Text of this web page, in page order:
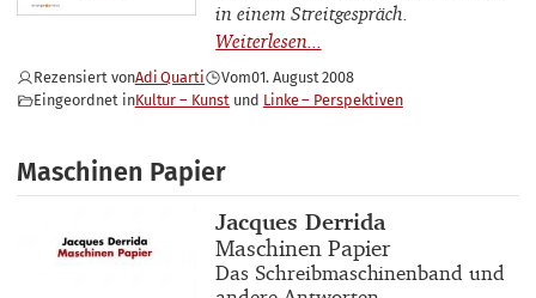
in einem Streitgespräch.
Rezensiert vonAdi Quarti Vom01. August 2008
Eingeordnet inKultur – Kunst Linke – Perspektiven
Maschinen Papier
Buchautor_innen
Jacques Derrida
Buchtitel
Maschinen Papier
Buchuntertitel
Das Schreibmaschinenband und